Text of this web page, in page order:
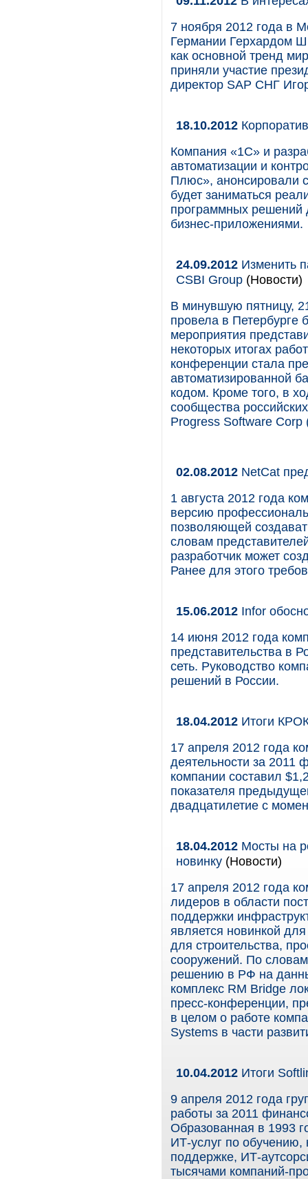
7 ноября 2012 года в
Германии Герхардом
как основной тренд
приняли участие
директор SAP СНГ
18.10.2012
Компания «1С» и
автоматизации и
Плюс», анонсировали
будет заниматься
программных решений
бизнес-приложениями.
24.09.2012 Изменить
CSBI Group (Новости)
В минувшую пятницу,
провела в
мероприятия
некоторых итогах
конференции стала
автоматизированной
кодом. Кроме того, в
сообщества
Progress Software Corp
02.08.2012 NetCat
1 августа 2012 года
версию
позволяющей
словам
разработчик может
Ранее для этого
15.06.2012 Infor
14 июня 2012 года
представительства в
сеть. Руководство
решений в России.
18.04.2012 Итоги
17 апреля 2012 года
деятельности за 2011
компании составил
показателя
двадцатилетие с
18.04.2012 Мосты на
новинку (Новости)
17 апреля 2012 года
лидеров в области
поддержки
является новинкой
для строительства,
сооружений. По
решению в РФ на
комплекс RM Bridge
пресс-конференции,
в целом о работе
Systems в части
10.04.2012 Итоги
9 апреля 2012 года
работы за 2011
Образованная в 1993
ИТ-услуг по обучению,
поддержке, ИТ-
тысячами компаний-